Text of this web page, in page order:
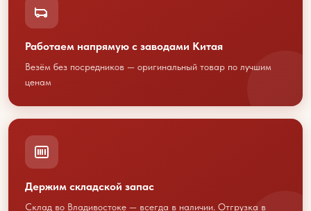
Работаем напрямую с заводами Китая
Везём без посредников — оригинальный товар по лучшим
ценам
Держим складской запас
Склад во Владивостоке — всегда в наличии. Отгрузка в
Обсудим